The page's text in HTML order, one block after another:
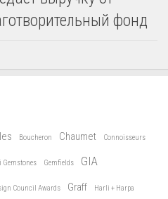
фонд
Boucheron Chaumet Connoisseurs
Gemstones Gemfields GIA
Council Awards Graff Harli + Harpa